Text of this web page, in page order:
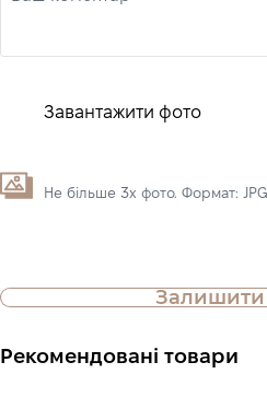
Завантажити фото
Не більше 3х фото. Формат:
Залишити
Рекомендовані товари